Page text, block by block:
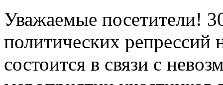
Уважаемые посетители!
политических
состоится в связи с